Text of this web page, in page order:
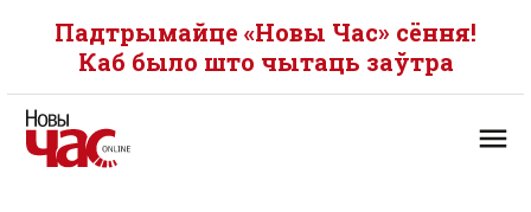
Падтрымайце «Новы Час» сёння!
Каб было што чытаць заўтра